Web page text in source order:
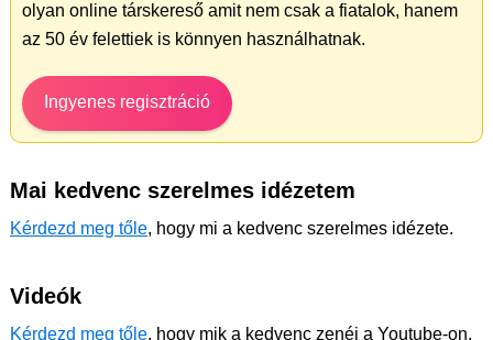
olyan online társkereső amit nem csak a fiatalok, hanem
az 50 év felettiek is könnyen használhatnak.
Ingyenes regisztráció
Mai kedvenc szerelmes idézetem
Kérdezd meg tőle, hogy mi a kedvenc szerelmes idézete.
Videók
Kérdezd meg tőle, hogy mik a kedvenc zenéi a Youtube-on.